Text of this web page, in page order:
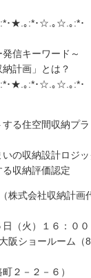
･★.｡:*･☆.｡☆.｡:*･
信キーワード～
計画」とは？
･★.｡:*･☆.｡☆.｡:*･
る住空間収納プラ
の収納設計ロジッ
収納評価認定
式会社収納計画代
（火）１６：００
阪ショールーム（
２－２－６）